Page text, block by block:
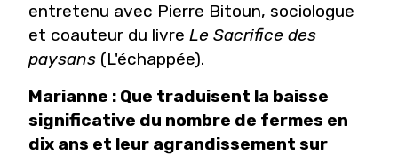
entretenu avec Pierre Bitoun, sociologue
et coauteur du livre Le Sacrifice des
paysans (L'échappée).
Marianne : Que traduisent la baisse
significative du nombre de fermes en
dix ans et leur agrandissement sur